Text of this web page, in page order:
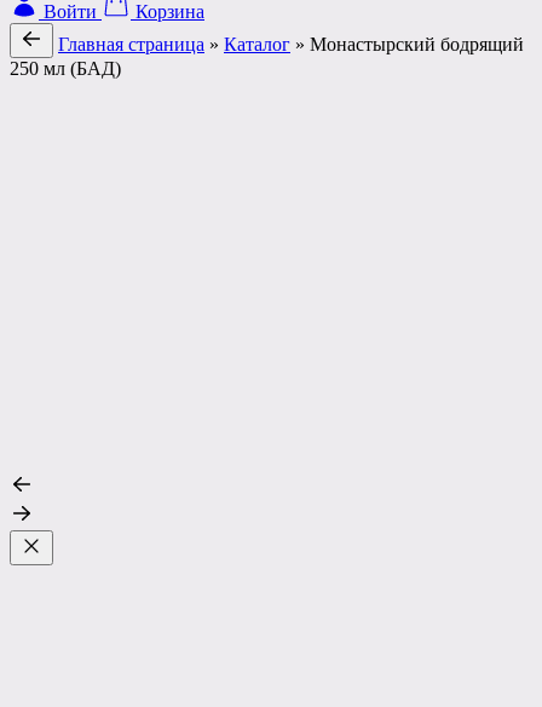
Войти
Корзина
Главная страница » Каталог » Монастырский бодрящий
250 мл (БАД)